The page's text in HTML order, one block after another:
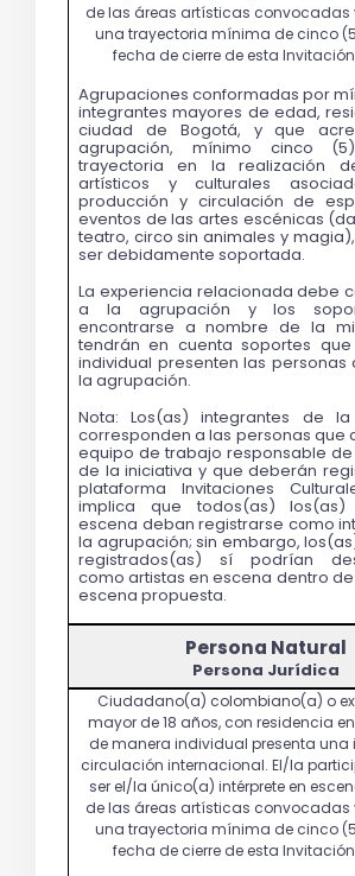
Agrupaciones conformadas por
integrantes mayores de edad,
ciudad de Bogotá, y que
agrupación, mínimo cinco
trayectoria en la realización
artísticos y culturales
producción y circulación de
eventos de las artes escénicas
teatro, circo sin animales y
ser debidamente soportada.
La experiencia relacionada debe
a la agrupación y los
encontrarse a nombre de la
tendrán en cuenta soportes
individual presenten las personas
la agrupación.
Nota: Los(as) integrantes de la
corresponden a las personas que
equipo de trabajo responsable
de la iniciativa y que deberán
plataforma Invitaciones
implica que todos(as) los(as)
escena deban registrarse como
la agrupación; sin embargo,
registrados(as) sí podrían
como artistas en escena dentro
escena propuesta.
Persona Jurídica